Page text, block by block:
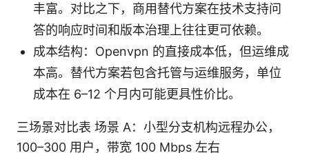
丰富。对比之下，商用替代方案在技术支持问
答的响应时间和版本治理上往往更可依赖。
成本结构：Openvpn 的直接成本低，但运维成
本高。替代方案若包含托管与运维服务，单位
成本在 6–12 个月内可能更具性价比。
三场景对比表 场景 A：小型分支机构远程办公，
100–300 用户，带宽 100 Mbps 左右